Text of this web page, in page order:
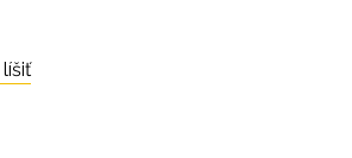
Keys)